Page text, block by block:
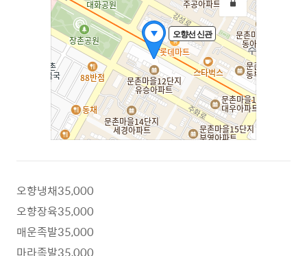
오향냉채35,000
오향장육35,000
매운족발35,000
마라족발35,000